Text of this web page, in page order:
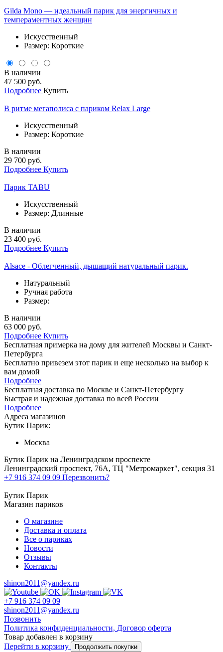
Gilda Mono — идеальный парик для энергичных и
темпераментных женщин
Искусственный
Размер: Короткие
В наличии
47 500 руб.
Подробнее Купить
В ритме мегаполиса с париком Relax Large
Искусственный
Размер: Короткие
В наличии
29 700 руб.
Подробнее Купить
Парик TABU
Искусственный
Размер: Длинные
В наличии
23 400 руб.
Подробнее Купить
Alsace - Облегченный, дышащий натуральный парик.
Натуральный
Ручная работа
Размер:
В наличии
63 000 руб.
Подробнее Купить
Бесплатная примерка на дому для жителей Москвы и Санкт-
Петербурга
Бесплатно привезем этот парик и еще несколько на выбор к
вам домой
Подробнее
Бесплатная доставка по Москве и Санкт-Петербургу
Быстрая и надежная доставка по всей России
Подробнее
Адреса магазинов
Бутик Парик:
Москва
Бутик Парик на Ленинградском проспекте
Ленинградский проспект, 76А, ТЦ "Метромаркет", секция 31
+7 916 374 09 09 Перезвонить?
Бутик Парик
Магазин париков
О магазине
Доставка и оплата
Все о париках
Новости
Отзывы
Контакты
shinon2011@yandex.ru
+7 916 374 09 09
shinon2011@yandex.ru
Позвонить
Политика конфиденциальности, Договор оферта
Товар добавлен в корзину
Перейти в корзину
Продолжить покупки